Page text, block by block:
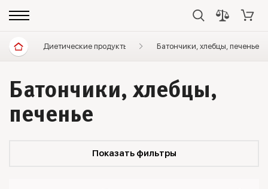
Диетические продукты Батончики, хлебцы, печенье
Батончики, хлебцы,
печенье
Показать фильтры